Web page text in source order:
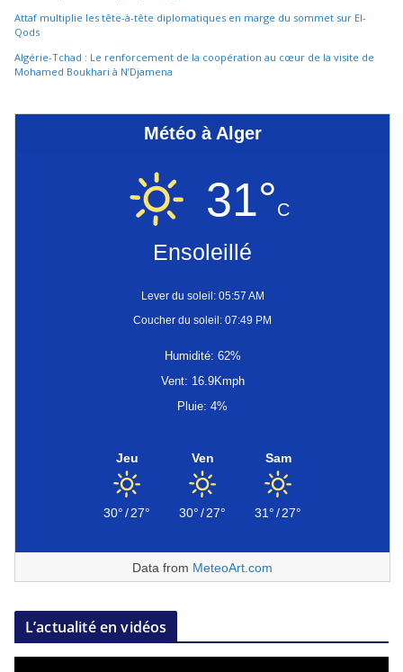
Attaf multiplie les tête-à-tête diplomatiques en marge du sommet sur El-
Qods
Algérie-Tchad : Le renforcement de la coopération au cœur de la visite de
Mohamed Boukhari à N’Djamena
Météo à Alger
31°C
Ensoleillé
Lever du soleil: 05:57 AM
Coucher du soleil: 07:49 PM
Humidité: 62%
Vent: 16.9Kmph
Pluie: 4%
Jeu
30°/27°
Ven
30°/27°
Sam
31°/27°
Data from MeteoArt.com
L’actualité en vidéos